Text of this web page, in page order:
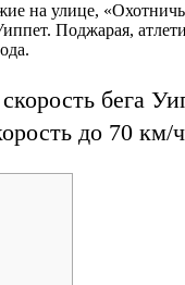
на улице,
Поджарая,
бега
до 70 км/